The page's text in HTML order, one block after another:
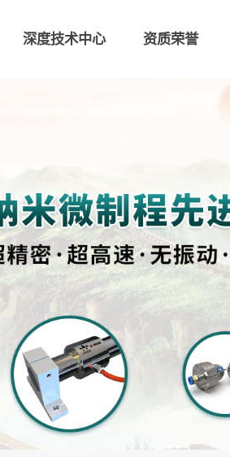
深度技术中心 资质荣誉